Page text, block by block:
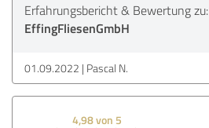
Erfahrungsbericht & Bewertung zu:
EffingFliesenGmbH
01.09.2022 Pascal N.
4,98 von 5